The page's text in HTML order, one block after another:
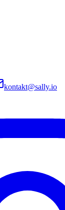
kontakt@sally.io